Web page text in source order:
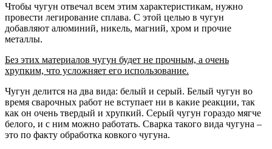
Чтобы чугун отвечал всем этим характеристикам, нужно
провести легирование сплава. С этой целью в чугун
добавляют алюминий, никель, магний, хром и прочие
металлы.
Без этих материалов чугун будет не прочным, а очень
хрупким, что усложняет его использование.
Чугун делится на два вида: белый и серый. Белый чугун во
время сварочных работ не вступает ни в какие реакции, так
как он очень твердый и хрупкий. Серый чугун гораздо мягче
белого, и с ним можно работать. Сварка такого вида чугуна –
это по факту обработка ковкого чугуна.